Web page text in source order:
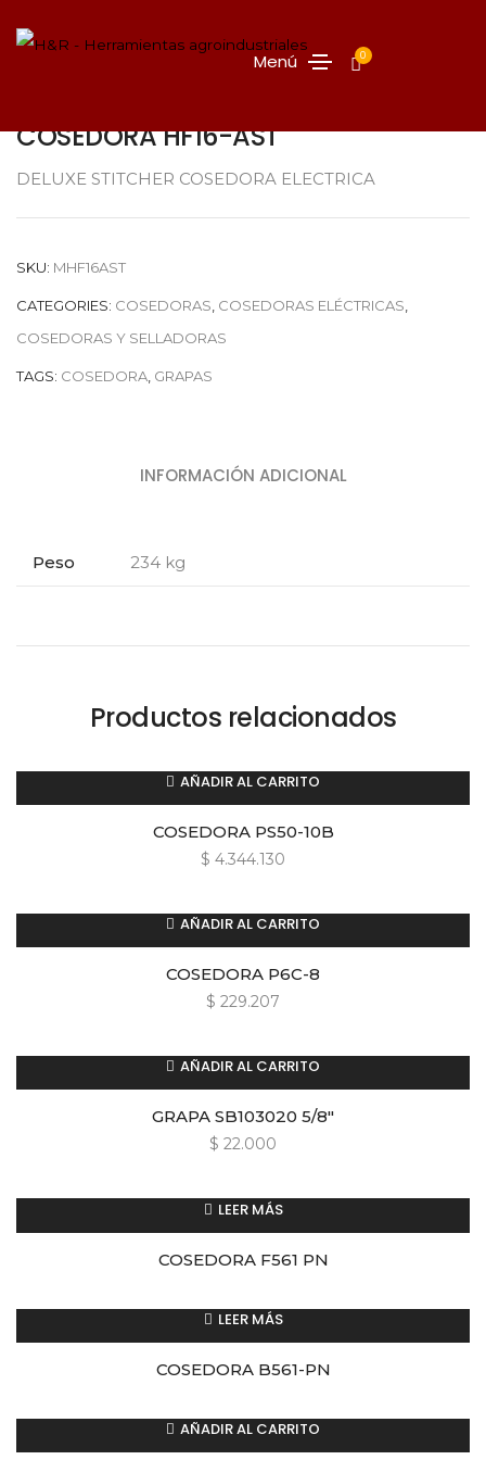
Menú 0
COSEDORA HF16-AST
DELUXE STITCHER COSEDORA ELECTRICA
SKU: MHF16AST
CATEGORIES: COSEDORAS COSEDORAS ELÉCTRICAS
COSEDORAS Y SELLADORAS
TAGS: COSEDORA GRAPAS
INFORMACIÓN ADICIONAL
Peso 234 kg
Productos relacionados
AÑADIR AL CARRITO
COSEDORA PS50-10B
$ 4.344.130
AÑADIR AL CARRITO
COSEDORA P6C-8
$ 229.207
AÑADIR AL CARRITO
GRAPA SB103020 5/8″
$ 22.000
LEER MÁS
COSEDORA F561 PN
LEER MÁS
COSEDORA B561-PN
AÑADIR AL CARRITO